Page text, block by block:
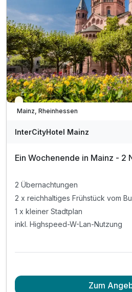
Teilweise ausgelastet
Mainz, Rheinhessen
InterCityHotel Mainz
Ein Wochenende in Mainz - 2
2 Übernachtungen
2 x reichhaltiges Frühstück vom
1 x kleiner Stadtplan
inkl. Highspeed-W-Lan-Nutzung
Zum